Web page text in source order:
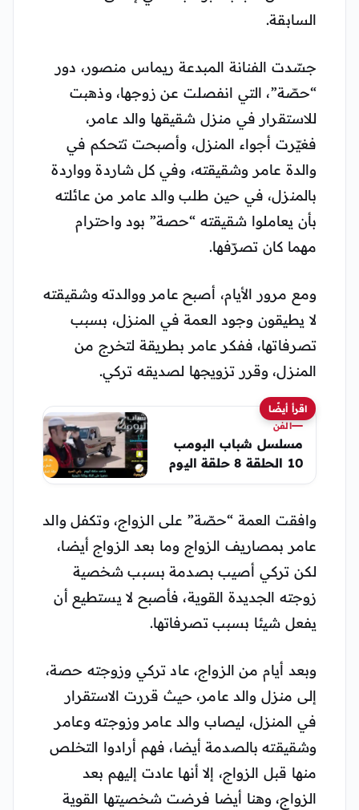
السابقة.
جسّدت الفنانة المبدعة ريماس منصور، دور
“حصّة”، التي انفصلت عن زوجها، وذهبت
للاستقرار في منزل شقيقها والد عامر،
فغيّرت أجواء المنزل، وأصبحت تتحكم في
والدة عامر وشقيقته، وفي كل شاردة وواردة
بالمنزل، في حين طلب والد عامر من عائلته
بأن يعاملوا شقيقته “حصة” بود واحترام
مهما كان تصرّفها.
ومع مرور الأيام، أصبح عامر ووالدته وشقيقته
لا يطيقون وجود العمة في المنزل، بسبب
تصرفاتها، ففكر عامر بطريقة لتخرج من
المنزل، وقرر تزويجها لصديقه تركي.
اقرأ أيضًا
الفن
مسلسل شباب البومب
10 الحلقة 8 حلقة اليوم
وافقت العمة “حصّة” على الزواج، وتكفل والد
عامر بمصاريف الزواج وما بعد الزواج أيضا،
لكن تركي أصيب بصدمة بسبب شخصية
زوجته الجديدة القوية، فأصبح لا يستطيع أن
يفعل شيئا بسبب تصرفاتها.
وبعد أيام من الزواج، عاد تركي وزوجته حصة،
إلى منزل والد عامر، حيث قررت الاستقرار
في المنزل، ليصاب والد عامر وزوجته وعامر
وشقيقته بالصدمة أيضا، فهم أرادوا التخلص
منها قبل الزواج، إلا أنها عادت إليهم بعد
الزواج، وهنا أيضا فرضت شخصيتها القوية